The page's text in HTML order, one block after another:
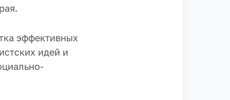
эффективных
идей и